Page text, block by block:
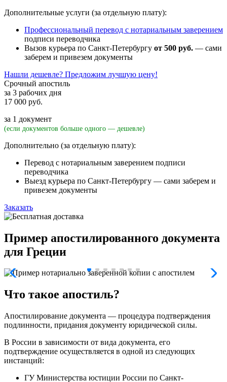
Дополнительные услуги (за отдельную плату):
Профессиональный перевод с нотариальным заверением
подписи переводчика
Вызов курьера по Санкт-Петербургу от 500 руб. — сами
заберем и привезем документы
Нашли дешевле? Предложим лучшую цену!
Срочный апостиль
за 3 рабочих дня
17 000 руб.
за 1 документ
(если документов больше одного — дешевле)
Дополнительно (за отдельную плату):
Перевод с нотариальным заверением подписи
переводчика
Выезд курьера по Санкт-Петербургу — сами заберем и
привезем документы
Заказать
Пример апостилированного документа
для Греции
Что такое апостиль?
Апостилирование документа — процедура подтверждения
подлинности, придания документу юридической силы.
В России в зависимости от вида документа, его
подтверждение осуществляется в одной из следующих
инстанций:
ГУ Министерства юстиции России по Санкт-